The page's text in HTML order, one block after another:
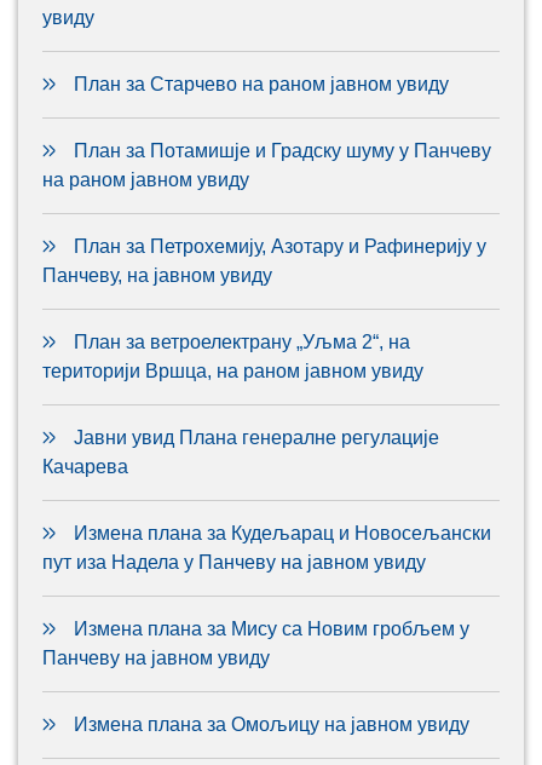
увиду
План за Старчево на раном јавном увиду
План за Потамишје и Градску шуму у Панчеву
на раном јавном увиду
План за Петрохемију, Азотару и Рафинерију у
Панчеву, на јавном увиду
План за ветроелектрану „Уљма 2“, на
територији Вршца, на раном јавном увиду
Јавни увид Плана генералне регулације
Качарева
Измена плана за Кудељарац и Новосељански
пут иза Надела у Панчеву на јавном увиду
Измена плана за Мису са Новим гробљем у
Панчеву на јавном увиду
Измена плана за Омољицу на јавном увиду